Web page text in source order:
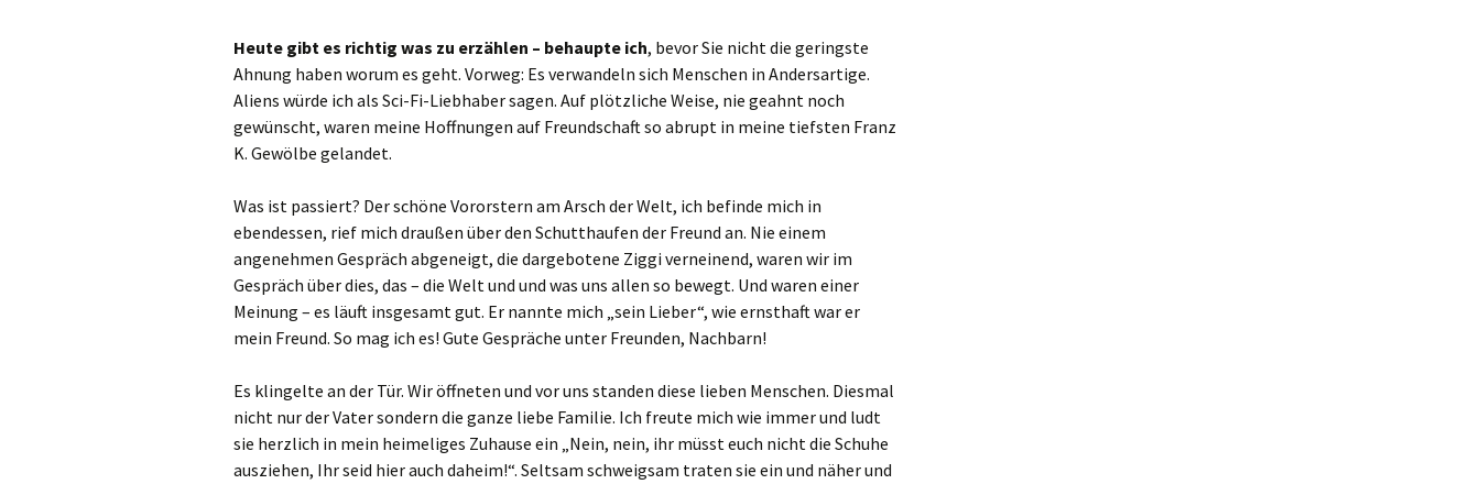
Heute gibt es richtig was zu erzählen – behaupte ich, bevor Sie nicht die geringste
Ahnung haben worum es geht. Vorweg: Es verwandeln sich Menschen in Andersartige.
Aliens würde ich als Sci-Fi-Liebhaber sagen. Auf plötzliche Weise, nie geahnt noch
gewünscht, waren meine Hoffnungen auf Freundschaft so abrupt in meine tiefsten Franz
K. Gewölbe gelandet.
Was ist passiert? Der schöne Vororstern am Arsch der Welt, ich befinde mich in
ebendessen, rief mich draußen über den Schutthaufen der Freund an. Nie einem
angenehmen Gespräch abgeneigt, die dargebotene Ziggi verneinend, waren wir im
Gespräch über dies, das – die Welt und und was uns allen so bewegt. Und waren einer
Meinung – es läuft insgesamt gut. Er nannte mich „sein Lieber“, wie ernsthaft war er
mein Freund. So mag ich es! Gute Gespräche unter Freunden, Nachbarn!
Es klingelte an der Tür. Wir öffneten und vor uns standen diese lieben Menschen. Diesmal
nicht nur der Vater sondern die ganze liebe Familie. Ich freute mich wie immer und ludt
sie herzlich in mein heimeliges Zuhause ein „Nein, nein, ihr müsst euch nicht die Schuhe
ausziehen, Ihr seid hier auch daheim!“. Seltsam schweigsam traten sie ein und näher und